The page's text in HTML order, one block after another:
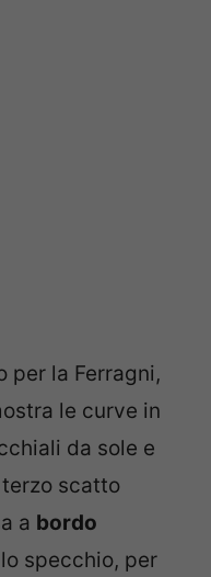
per la Ferragni,
le curve in
da sole e
scatto
a bordo
specchio, per